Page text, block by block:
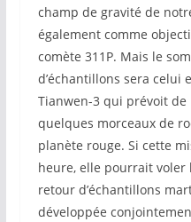
champ de gravité de
également comme
comète 311P. Mais le
d’échantillons sera celui
Tianwen-3 qui prévoit
quelques morceaux de
planète rouge. Si cette
heure, elle pourrait voler
retour d’échantillons
développée